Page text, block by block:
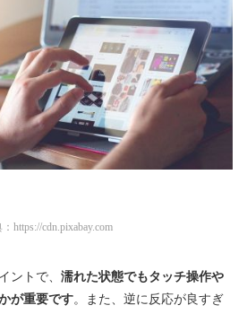
https://cdn.pixabay.com
ントで、 濡れた状態でもタッチ操作や
が重要です。また、逆に反応が良すぎ